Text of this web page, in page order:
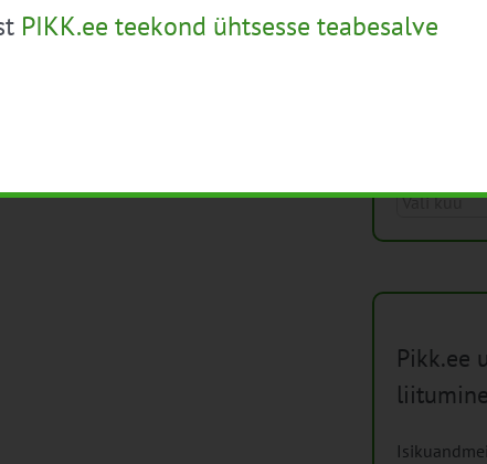
Arhiiv
Pikk.ee
PIKK.ee teekond ühtsesse teabesalve